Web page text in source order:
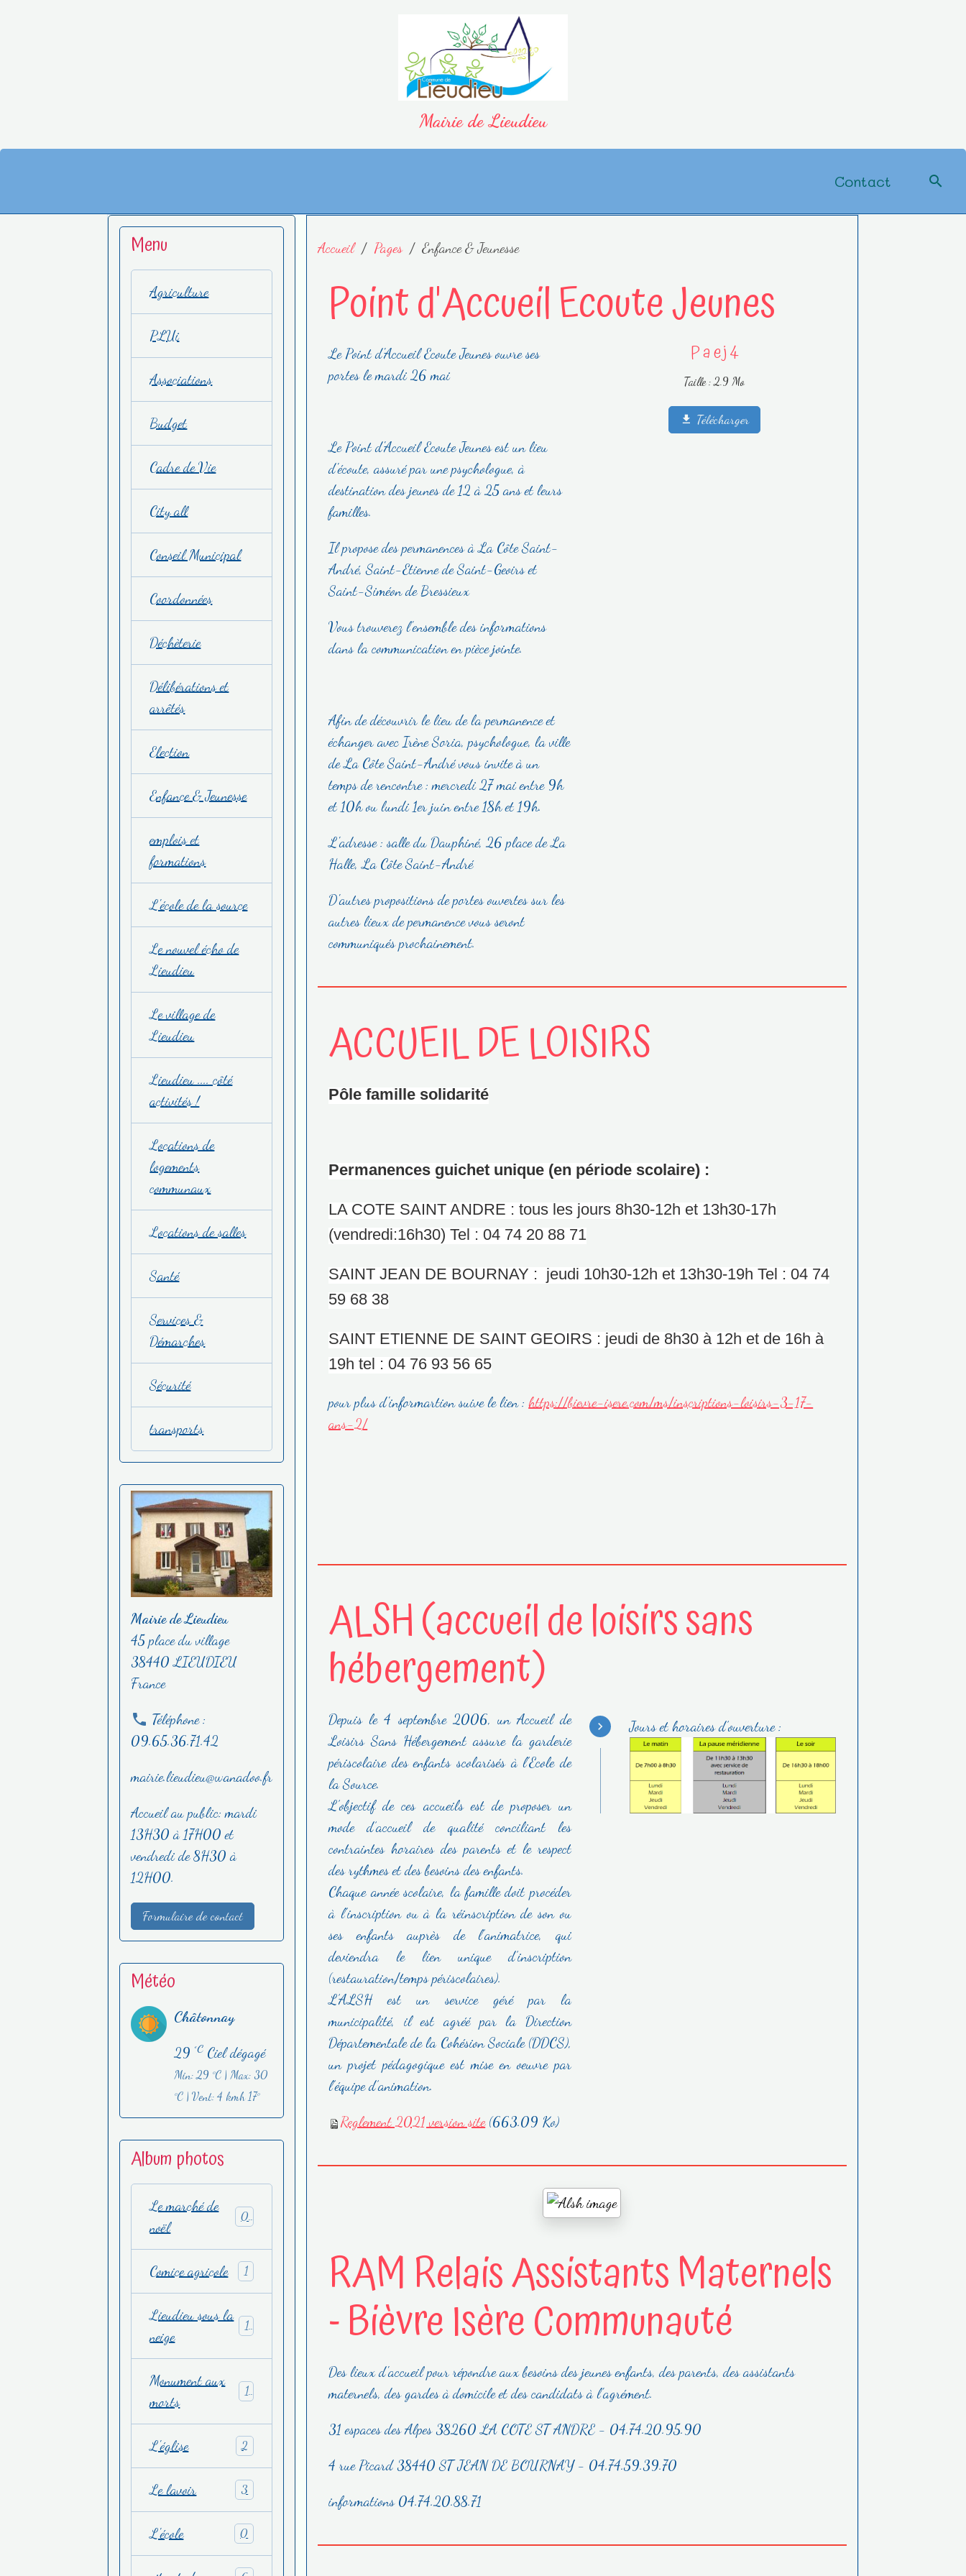
Mairie de Lieudieu
Contact
Accueil Pages Enfance & Jeunesse
Point d'Accueil Ecoute Jeunes
Le Point d'Accueil Ecoute Jeunes ouvre ses
portes le mardi 26 mai
Le Point d'Accueil Ecoute Jeunes est un lieu
d'écoute, assuré par une psychologue, à
destination des jeunes de 12 à 25 ans et leurs
familles.
Il propose des permanences à La Côte Saint-
André, Saint-Etienne de Saint-Geoirs et
Saint-Siméon de Bressieux
Vous trouverez l'ensemble des informations
dans la communication en pièce jointe.
Afin de découvrir le lieu de la permanence et
échanger avec Irène Soria, psychologue, la ville
de La Côte Saint-André vous invite à un
temps de rencontre : mercredi 27 mai entre 9h
et 10h ou lundi 1er juin entre 18h et 19h.
L'adresse : salle du Dauphiné, 26 place de La
Halle, La Côte Saint-André
D'autres propositions de portes ouvertes sur les
autres lieux de permanence vous seront
communiqués prochainement.
P a e j 4
Taille : 2.9 Mo
Télécharger
ACCUEIL DE LOISIRS
Pôle famille solidarité
Permanences guichet unique (en période scolaire) :
LA COTE SAINT ANDRE : tous les jours 8h30-12h et 13h30-17h
(vendredi:16h30) Tel : 04 74 20 88 71
SAINT JEAN DE BOURNAY : jeudi 10h30-12h et 13h30-19h Tel : 04 74
59 68 38
SAINT ETIENNE DE SAINT GEOIRS : jeudi de 8h30 à 12h et de 16h à
19h tel : 04 76 93 56 65
pour plus d'informartion suive le lien :https://bievre-isere.com/ms/inscriptions-loisirs-3-17-
ans-2/
ALSH (accueil de loisirs sans
hébergement)
Depuis le 4 septembre 2006, un Accueil de
Loisirs Sans Hébergement assure la garderie
périscolaire des enfants scolarisés à l’Ecole de
la Source.
L’objectif de ces accueils est de proposer un
mode d’accueil de qualité conciliant les
contraintes horaires des parents et le respect
des rythmes et des besoins des enfants.
Chaque année scolaire, la famille doit procéder
à l’inscription ou à la réinscription de son ou
ses enfants auprès de l’animatrice, qui
deviendra le lien unique d’inscription
(restauration/temps périscolaires).
L’ALSH est un service géré par la
municipalité, il est agréé par la Direction
Départementale de la Cohésion Sociale (DDCS),
un projet pédagogique est mise en oeuvre par
l’équipe d’animation.
Reglement 2021 version site(663.09 Ko)
Jours et horaires d’ouverture :
RAM Relais Assistants Maternels
- Bièvre Isère Communauté
Des lieux d'accueil pour répondre aux besoins des jeunes enfants, des parents, des assistants
maternels, des gardes à domicile et des candidats à l'agrément.
31 espaces des Alpes 38260 LA COTE ST ANDRE - 04.74.20.95.90
4 rue Picard 38440 ST JEAN DE BOURNAY - 04.74.59.39.70
informations 04.74.20.88.71
Menu
Agriculture
PLUi
Associations
Budget
Cadre de Vie
City all
Conseil Municipal
Coordonnées
Déchèterie
Délibérations et
arrêtés
Election
Enfance & Jeunesse
emplois et
formations
L'école de la source
Le nouvel écho de
Lieudieu
Le village de
Lieudieu
Lieudieu .... côté
activités !
Locations de
logements
communaux
Locations de salles
Santé
Services &
Démarches
Sécurité
transports
Mairie de Lieudieu
45 place du village
38440 LIEUDIEU
France
Téléphone :
09.65.36.71.42
mairie.lieudieu@wanadoo.fr
Accueil au public: mardi
13H30 à 17H00 et
vendredi de 8H30 à
12H00.
Formulaire de contact
Météo
Châtonnay
29 °C Ciel dégagé
Min: 29 °C | Max: 30
°C | Vent: 4 kmh 17°
Album photos
Le marché de
noël
0
Comice agricole 1
Lieudieu sous la
neige
1
Monument aux
morts
1
L'église 2
Le lavoir 3
L'école 0